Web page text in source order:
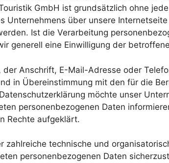
GmbH ist grundsätzlich ohne
über unsere
Ist die Verarbeitung
generell eine Einwilligung der
Anschrift, E-Mail-Adresse oder
in Übereinstimmung mit den für die
möchte unser
personenbezogenen Daten
Rechte aufgeklärt.
technische und
personenbezogenen Daten